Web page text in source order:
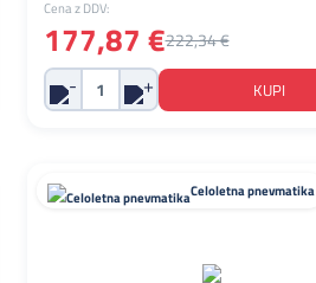
Cena z DDV:
177,87 €222,34 €
Celoletna pnevmatika